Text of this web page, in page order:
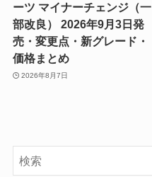
ーツ マイナーチェンジ（一
部改良） 2026年9月3日発
売・変更点・新グレード・
価格まとめ
2026年8月7日